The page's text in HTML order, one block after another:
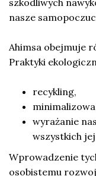
nasze
Ahimsa obejmuje
Praktyki
recykling,
wyrażanie
wszystkich
Wprowadzenie
osobistemu